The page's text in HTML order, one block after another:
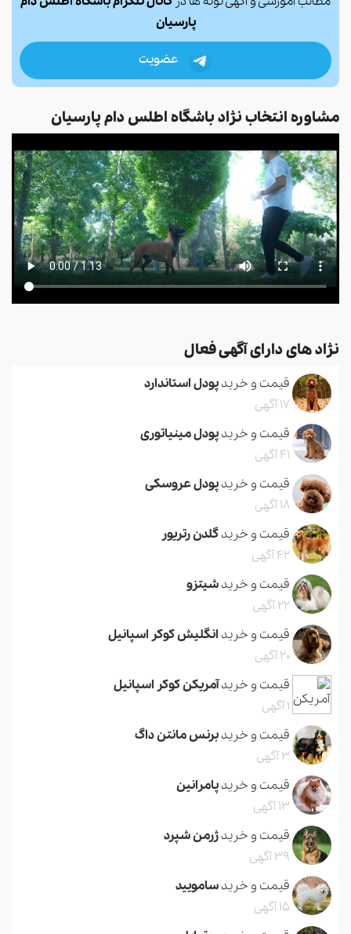
پارسیان
عضویت
مشاوره انتخاب نژاد باشگاه اطلس دام پارسیان
نژاد های دارای آگهی فعال
قیمت و خریدپودل استاندارد
17 آگهی
قیمت و خریدپودل مینیاتوری
41 آگهی
قیمت و خریدپودل عروسکی
18 آگهی
قیمت و خریدگلدن رتریور
42 آگهی
قیمت و خریدشیتزو
22 آگهی
قیمت و خرید انگلیش کوکر اسپانیل
20 آگهی
قیمت و خریدآمریکن کوکر اسپانیل
1 آگهی
قیمت و خریدبرنس مانتن داگ
3 آگهی
قیمت و خریدپامرانین
13 آگهی
قیمت و خریدژرمن شپرد
39 آگهی
قیمت و خریدسامویید
15 آگهی